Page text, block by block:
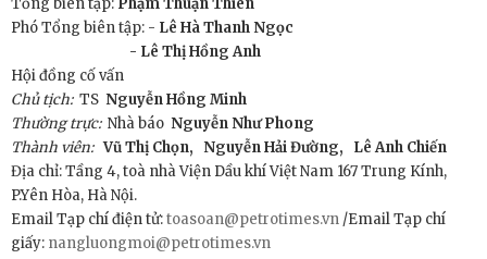
Tổng biên tập: Phạm Thuận Thiên
Phó Tổng biên tập: - Lê Hà Thanh Ngọc
- Lê Thị Hồng Anh
Hội đồng cố vấn
Chủ tịch:TS Nguyễn Hồng Minh
Thường trực: Nhà báo Nguyễn Như Phong
Thành viên: Vũ Thị Chọn, Nguyễn Hải Đường,
Lê Anh Chiến
Địa chỉ: Tầng 4, toà nhà Viện Dầu khí Việt Nam 167 Trung Kính,
P.Yên Hòa, Hà Nội.
Email Tạp chí điện tử:toasoan@petrotimes.vn /Email Tạp chí
giấy: nangluongmoi@petrotimes.vn